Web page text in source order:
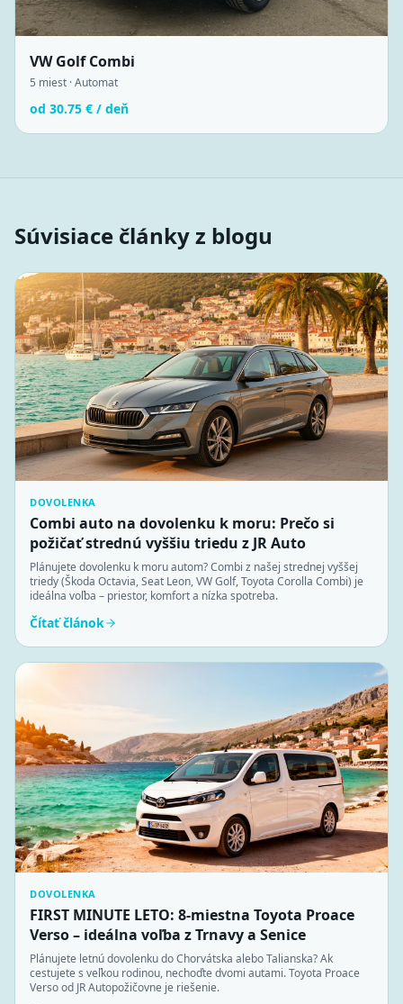
VW Golf Combi
5 miest ·Automat
od 30.75 € / deň
Súvisiace články z blogu
DOVOLENKA
Combi auto na dovolenku k moru: Prečo si
požičať strednú vyššiu triedu z JR Auto
Plánujete dovolenku k moru autom? Combi z našej strednej vyššej
triedy (Škoda Octavia, Seat Leon, VW Golf, Toyota Corolla Combi) je
ideálna voľba – priestor, komfort a nízka spotreba.
Čítať článok
DOVOLENKA
FIRST MINUTE LETO: 8-miestna Toyota Proace
Verso – ideálna voľba z Trnavy a Senice
Plánujete letnú dovolenku do Chorvátska alebo Talianska? Ak
cestujete s veľkou rodinou, nechoďte dvomi autami. Toyota Proace
Verso od JR Autopožičovne je riešenie.